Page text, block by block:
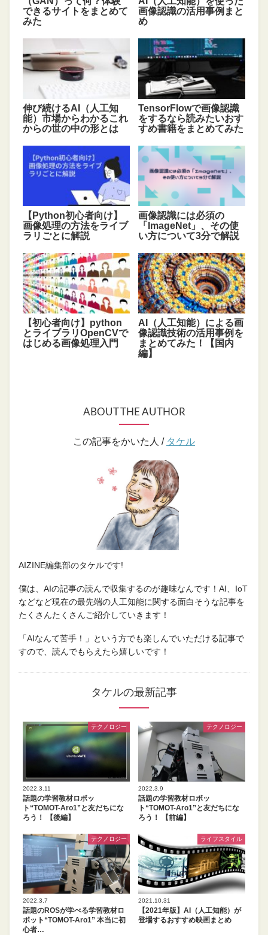
できるサイトをまとめて
みた
画像認識の活用事例まと
め
伸び続けるAI（人工知
能）市場からわかるこれ
からの世の中の形とは
TensorFlowで画像認識
をするなら読みたいおす
すめ書籍をまとめてみた
【Python初心者向け】
画像処理の方法をライブ
ラリごとに解説
画像認識には必須の
「ImageNet」、その使
い方について3分で解説
【初心者向け】python
とライブラリOpenCVで
はじめる画像処理入門
AI（人工知能）による画
像認識技術の活用事例を
まとめてみた！【国内
編】
ABOUT THE AUTHOR
この記事をかいた人 / タケル
AIZINE編集部のタケルです!
僕は、AIの記事の読んで収集するのが趣味なんです！AI、IoT
などなど現在の最先端の人工知能に関する面白そうな記事を
たくさんたくさんご紹介していきます！
「AIなんて苦手！」という方でも楽しんでいただける記事で
すので、読んでもらえたら嬉しいです！
タケルの最新記事
テクノロジー
2022.3.11
話題の学習教材ロボッ
ト“TOMOT-Aro1”と友だちにな
ろう！ 【後編】
テクノロジー
2022.3.9
話題の学習教材ロボッ
ト“TOMOT-Aro1”と友だちにな
ろう！ 【前編】
テクノロジー
2022.3.7
話題のROSが学べる学習教材ロ
ボット“TOMOT-Aro1” 本当に初
心者…
ライフスタイル
2021.10.31
【2021年版】AI（人工知能）が
登場するおすすめ映画まとめ